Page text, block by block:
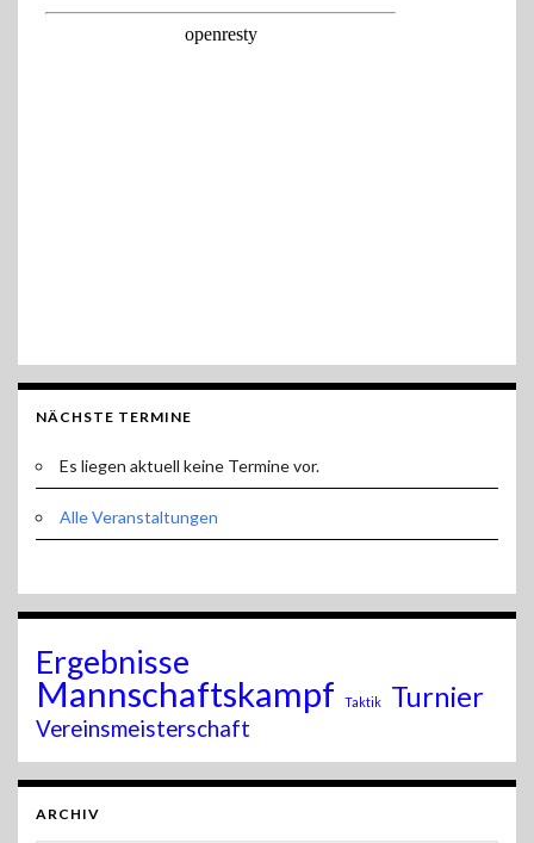
NÄCHSTE TERMINE
Es liegen aktuell keine Termine vor.
Alle Veranstaltungen
Ergebnisse
Mannschaftskampf Taktik Turnier
Vereinsmeisterschaft
ARCHIV